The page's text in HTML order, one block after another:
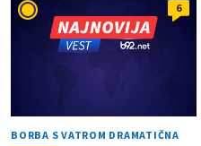
6
BORBA S VATROM DRAMATIČNA